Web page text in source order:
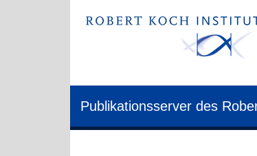
Publikationsserver des